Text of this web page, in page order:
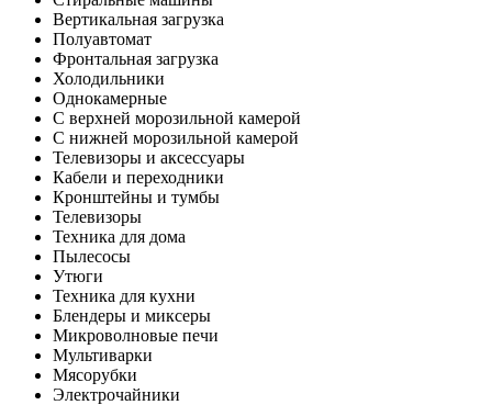
Вертикальная загрузка
Полуавтомат
Фронтальная загрузка
Холодильники
Однокамерные
С верхней морозильной камерой
С нижней морозильной камерой
Телевизоры и аксессуары
Кабели и переходники
Кронштейны и тумбы
Телевизоры
Техника для дома
Пылесосы
Утюги
Техника для кухни
Блендеры и миксеры
Микроволновые печи
Мультиварки
Мясорубки
Электрочайники